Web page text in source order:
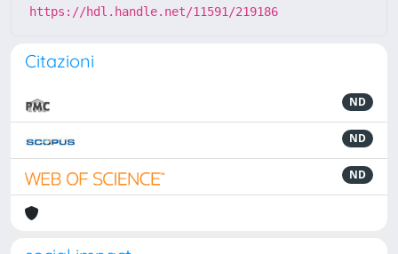
https://hdl.handle.net/11591/219186
Citazioni
ND
ND
ND